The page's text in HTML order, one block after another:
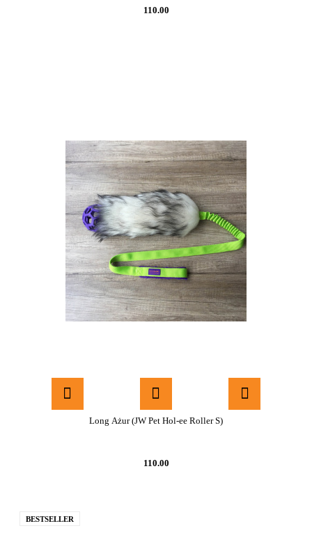
110.00
Long Ażur (JW Pet Hol-ee Roller S)
110.00
BESTSELLER